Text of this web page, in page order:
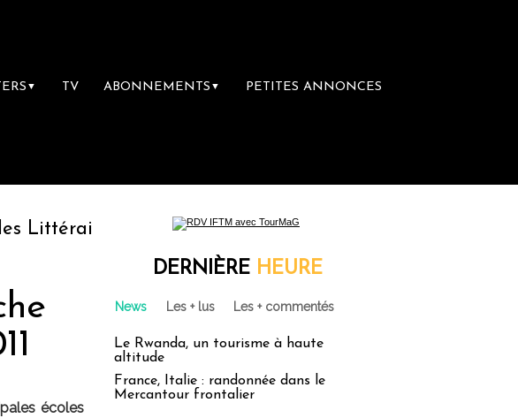
▼ TV ABONNEMENTS ▼ PETITES ANNONCES
la première librairie du voyage
écoles
DERNIÈRE HEURE
News Les + lus Les + commentés
Le Rwanda, un tourisme à haute
altitude
France, Italie : randonnée dans le
Mercantour frontalier